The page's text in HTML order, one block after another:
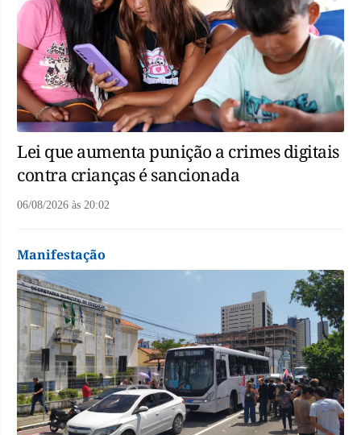
Lei que aumenta punição a crimes digitais
contra crianças é sancionada
06/08/2026 às 20:02
Manifestação